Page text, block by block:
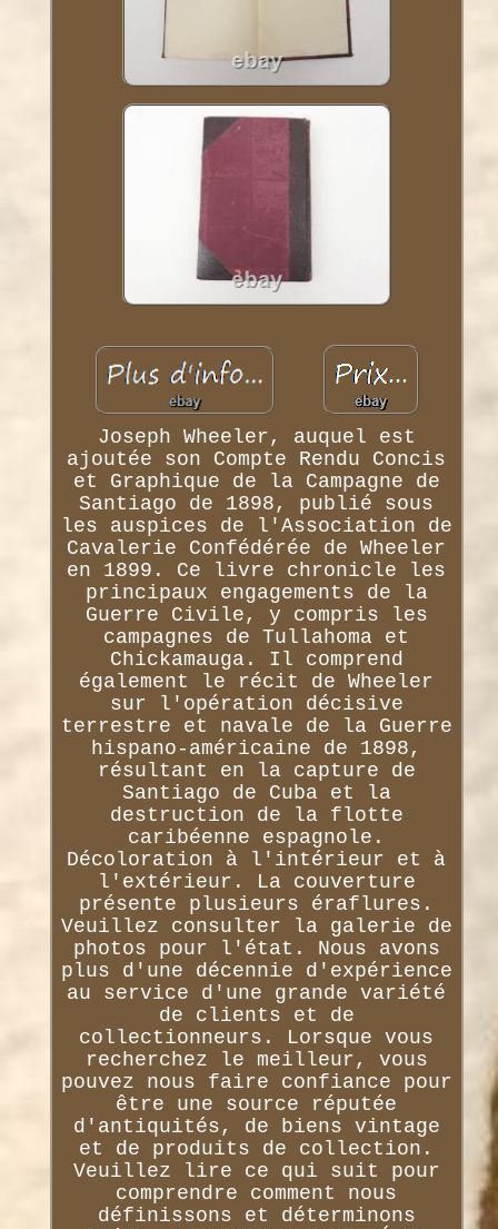
Joseph Wheeler, auquel est
ajoutée son Compte Rendu Concis
et Graphique de la Campagne de
Santiago de 1898, publié sous
les auspices de l'Association de
Cavalerie Confédérée de Wheeler
en 1899. Ce livre chronicle les
principaux engagements de la
Guerre Civile, y compris les
campagnes de Tullahoma et
Chickamauga. Il comprend
également le récit de Wheeler
sur l'opération décisive
terrestre et navale de la Guerre
hispano-américaine de 1898,
résultant en la capture de
Santiago de Cuba et la
destruction de la flotte
caribéenne espagnole.
Décoloration à l'intérieur et à
l'extérieur. La couverture
présente plusieurs éraflures.
Veuillez consulter la galerie de
photos pour l'état. Nous avons
plus d'une décennie d'expérience
au service d'une grande variété
de clients et de
collectionneurs. Lorsque vous
recherchez le meilleur, vous
pouvez nous faire confiance pour
être une source réputée
d'antiquités, de biens vintage
et de produits de collection.
Veuillez lire ce qui suit pour
comprendre comment nous
définissons et déterminons